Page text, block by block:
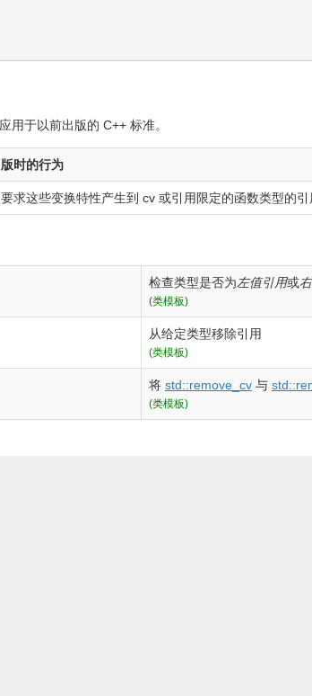
用于以前出版的 C++ 标准。
时的行为
求这些变换特性产生到 cv 或引用限定的函数类型的引
检查类型是否为左值引用或
(类模板)
从给定类型移除引用
(类模板)
将 std::remove_cv 与
(类模板)